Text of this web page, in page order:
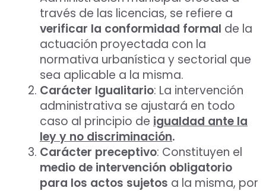
través de las licencias, se refiere a
verificar la conformidad formal de la
actuación proyectada con la
normativa urbanística y sectorial que
sea aplicable a la misma.
Carácter Igualitario: La intervención
administrativa se ajustará en todo
caso al principio de igualdad ante la
ley y no discriminación.
Carácter preceptivo: Constituyen el
medio de intervención obligatorio
para los actos sujetos a la misma, por